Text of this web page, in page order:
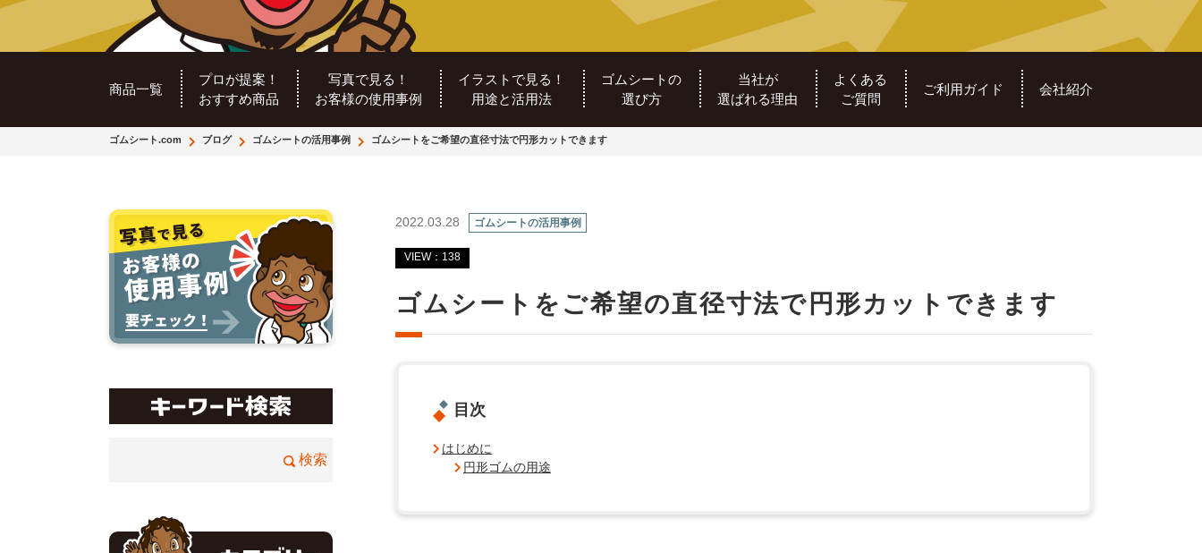
商品一覧
プロが提案！
おすすめ商品
写真で見る！
お客様の使用事例
イラストで見る！
用途と活用法
ゴムシートの
選び方
当社が
選ばれる理由
よくある
ご質問
ご利用ガイド 会社紹介
ゴムシート.com ブログ ゴムシートの活用事例 ゴムシートをご希望の直径寸法で円形カットできます
2022.03.28 ゴムシートの活用事例
VIEW：138
ゴムシートをご希望の直径寸法で円形カットできます
目次
はじめに
円形ゴムの用途